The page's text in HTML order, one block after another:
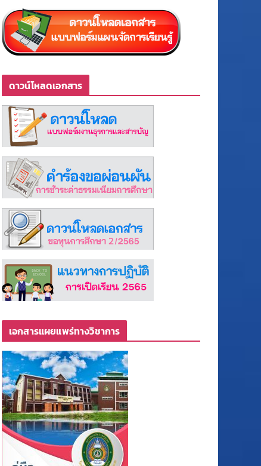
ดาวน์โหลดเอกสาร
เอกสารแผยแพร่ทางวิชาการ